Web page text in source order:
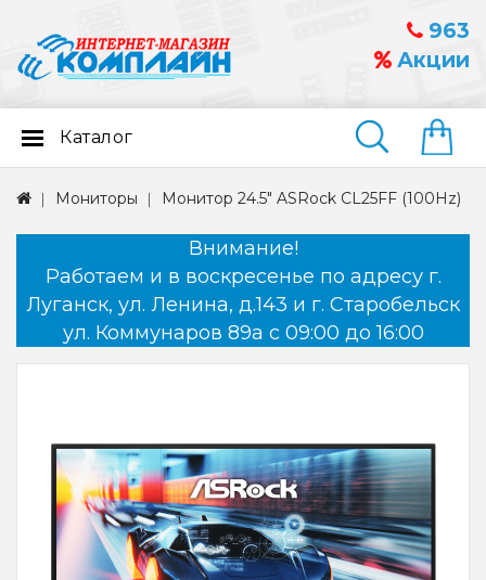
963
Акции
Найти
Каталог
Мониторы Монитор 24.5" ASRock CL25FF (100Hz)
Внимание!
Работаем и в воскресенье по адресу г.
Луганск, ул. Ленина, д.143 и г. Старобельск
ул. Коммунаров 89а с 09:00 до 16:00